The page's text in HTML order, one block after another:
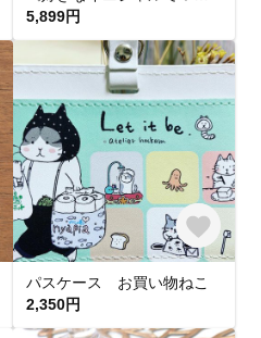
5,899円
パスケース お買い物ねこ
2,350円